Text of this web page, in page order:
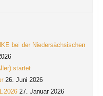
bei der Niedersächsischen
startet
26. Juni 2026
27. Januar 2026